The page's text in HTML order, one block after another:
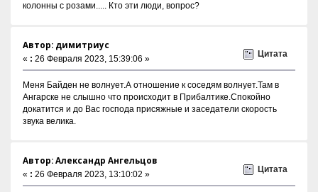
колонны с розами..... Кто эти люди, вопрос?
Автор: димитриус
« : 26 Февраля 2023, 15:39:06 »
Цитата
Меня Байден не волнует.А отношение к соседям волнует.Там в
Ангарске не слышно что происходит в Прибалтике.Спокойно
докатится и до Вас господа присяжные и заседатели скорость
звука велика.
Автор: Александр Ангельцов
« : 26 Февраля 2023, 13:10:02 »
Цитата